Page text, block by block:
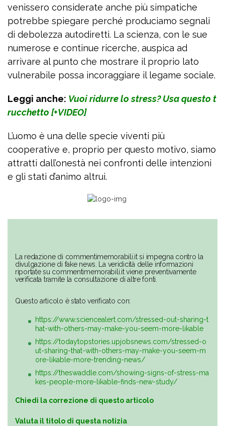
venissero considerate anche più simpatiche
potrebbe spiegare perché produciamo segnali
di debolezza autodiretti. La scienza, con le sue
numerose e continue ricerche, auspica ad
arrivare al punto che mostrare il proprio lato
vulnerabile possa incoraggiare il legame sociale.
Leggi anche: Vuoi ridurre lo stress? Usa questo t
rucchetto [+VIDEO]
L’uomo è una delle specie viventi più
cooperative e, proprio per questo motivo, siamo
attratti dall’onestà nei confronti delle intenzioni
e gli stati d’animo altrui.
La redazione di commentimemorabili.it si impegna contro la
divulgazione di fake news. La veridicità delle informazioni
riportate su commentimemorabili.it viene preventivamente
verificata tramite la consultazione di altre fonti.
Questo articolo è stato verificato con:
https://www.sciencealert.com/stressed-out-sharing-t
hat-with-others-may-make-you-seem-more-likable
https://todaytopstories.upjobsnews.com/stressed-o
ut-sharing-that-with-others-may-make-you-seem-m
ore-likable-more-trending-news/
https://theswaddle.com/showing-signs-of-stress-ma
kes-people-more-likable-finds-new-study/
Chiedi la correzione di questo articolo
Valuta il titolo di questa notizia